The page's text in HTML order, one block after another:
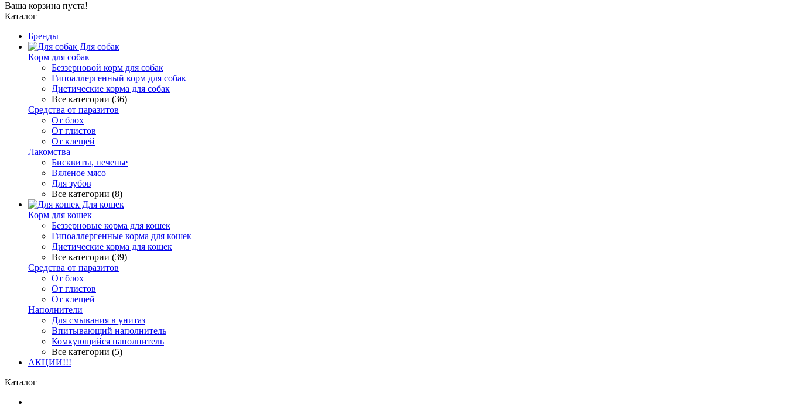
Ваша корзина пуста!
Каталог
Бренды
Для собак
Корм для собак
Беззерновой корм для собак
Гипоаллергенный корм для собак
Диетические корма для собак
Все категории (36)
Средства от паразитов
От блох
От глистов
От клещей
Лакомства
Бисквиты, печенье
Вяленое мясо
Для зубов
Все категории (8)
Для кошек
Корм для кошек
Беззерновые корма для кошек
Гипоаллергенные корма для кошек
Диетические корма для кошек
Все категории (39)
Средства от паразитов
От блох
От глистов
От клещей
Наполнители
Для смывания в унитаз
Впитывающий наполнитель
Комкующийся наполнитель
Все категории (5)
АКЦИИ!!!
Каталог